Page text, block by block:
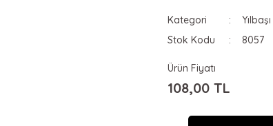
Kategori
Stok Kodu
8057
Ürün Fiyatı
108,00 TL